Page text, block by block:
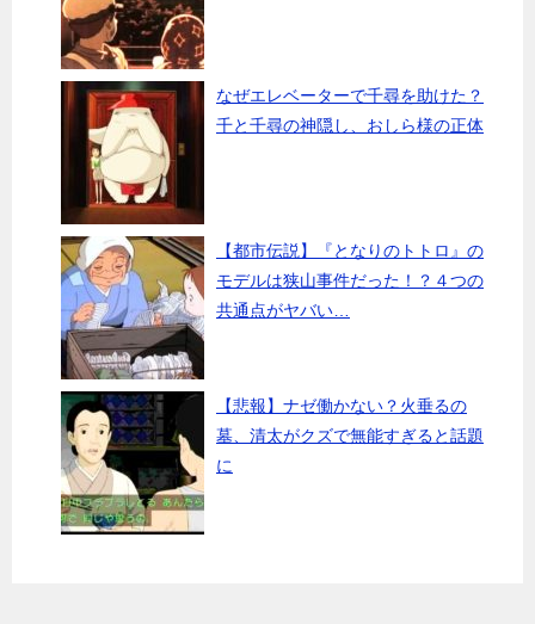
なぜエレベーターで千尋を助けた？
千と千尋の神隠し、おしら様の正体
【都市伝説】『となりのトトロ』の
モデルは狭山事件だった！？４つの
共通点がヤバい…
【悲報】ナゼ働かない？火垂るの
墓、清太がクズで無能すぎると話題
に